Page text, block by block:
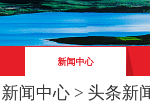
新闻中心
新闻中心 > 头条新